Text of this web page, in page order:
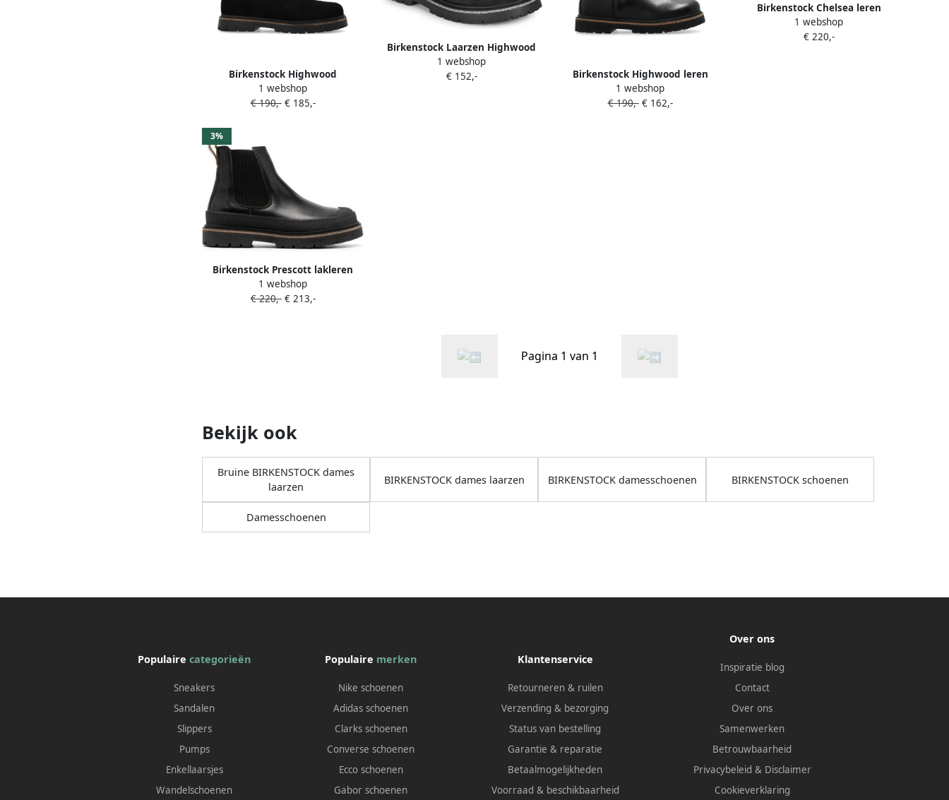
Birkenstock Highwood
enkellaarzen Zwart
1 webshop
€ 190,-€ 185,-
Birkenstock Laarzen Highwood
Slip On Mid W LEVE Black
1 webshop
€ 152,-
Birkenstock Highwood leren
laarzen Zwart
1 webshop
€ 190,-€ 162,-
Birkenstock Chelsea leren
laarzen Zwart
1 webshop
€ 220,-
3%
Birkenstock Prescott lakleren
Chelsea laarzen Zwart
1 webshop
€ 220,-€ 213,-
Pagina 1 van 1
Bekijk ook
Bruine BIRKENSTOCK dames
laarzen
BIRKENSTOCK dames laarzen BIRKENSTOCK damesschoenen BIRKENSTOCK schoenen
Damesschoenen
Populairecategorieën
Sneakers
Sandalen
Slippers
Pumps
Enkellaarsjes
Wandelschoenen
Populaire merken
Nike schoenen
Adidas schoenen
Clarks schoenen
Converse schoenen
Ecco schoenen
Gabor schoenen
Klantenservice
Retourneren & ruilen
Verzending & bezorging
Status van bestelling
Garantie & reparatie
Betaalmogelijkheden
Voorraad & beschikbaarheid
Over ons
Inspiratie blog
Contact
Over ons
Samenwerken
Betrouwbaarheid
Privacybeleid & Disclaimer
Cookieverklaring